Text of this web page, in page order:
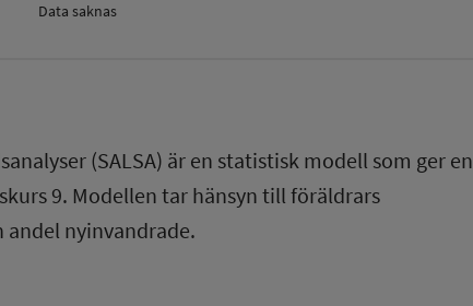
Data saknas
(SALSA) är en statistisk modell som ger en
9. Modellen tar hänsyn till föräldrars
nyinvandrade.